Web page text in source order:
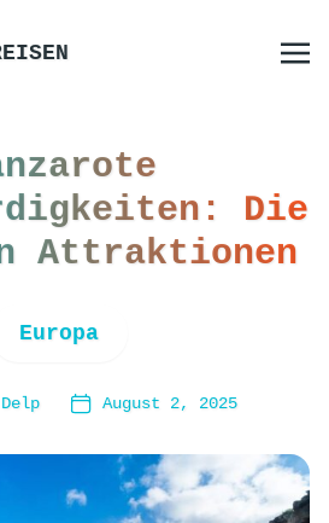
Die
Attraktionen
Europa
August 2, 2025